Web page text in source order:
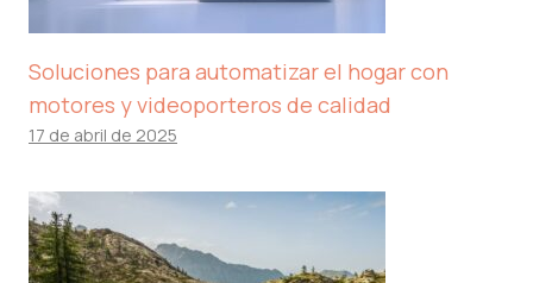
Soluciones para automatizar el hogar con
motores y videoporteros de calidad
17 de abril de 2025